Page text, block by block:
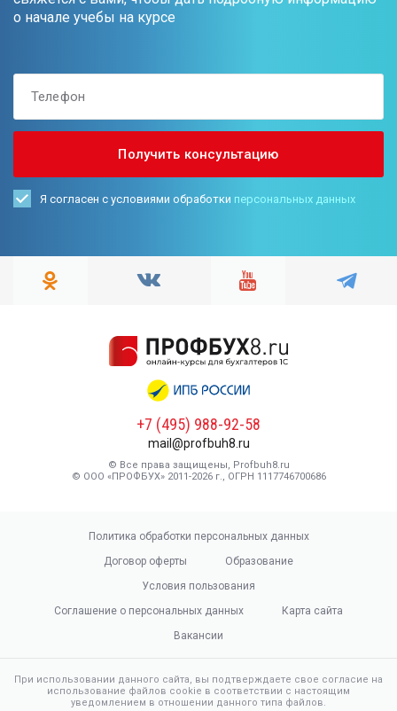
о начале учебы на курсе
Я согласен с условиями обработки персональных данных
+7 (495) 988-92-58
mail@profbuh8.ru
© Все права защищены, Profbuh8.ru
© ООО «ПРОФБУХ» 2011-2026 г., ОГРН 1117746700686
Политика обработки персональных данных
Договор оферты
Образование
Условия пользования
Соглашение о персональных данных
Карта сайта
Вакансии
При использовании данного сайта, вы подтверждаете свое согласие на
использование файлов cookie в соответствии с настоящим
уведомлением в отношении данного типа файлов.